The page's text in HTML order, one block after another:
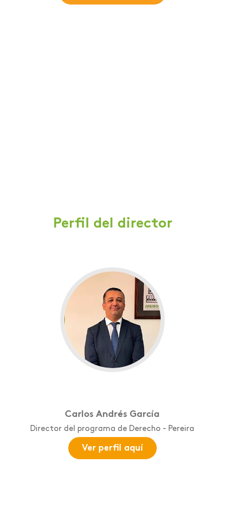
Perfil del director
Carlos Andrés García
Director del programa de Derecho - Pereira
Ver perfil aquí